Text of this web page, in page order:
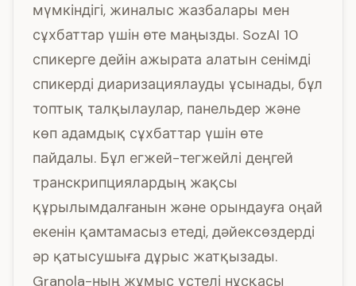
мүмкіндігі, жиналыс жазбалары мен
сұхбаттар үшін өте маңызды. SozAI 10
спикерге дейін ажырата алатын сенімді
спикерді диаризациялауды ұсынады, бұл
топтық талқылаулар, панельдер және
көп адамдық сұхбаттар үшін өте
пайдалы. Бұл егжей-тегжейлі деңгей
транскрипциялардың жақсы
құрылымдалғанын және орындауға оңай
екенін қамтамасыз етеді, дәйексөздерді
әр қатысушыға дұрыс жатқызады.
Granola-ның жұмыс үстелі нұсқасы